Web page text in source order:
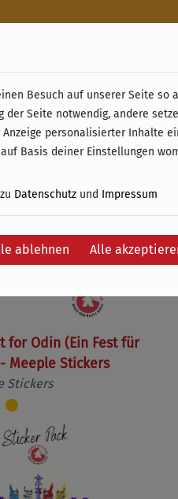
Retoure ab 49 € (innerhalb
for Odin (Ein Fest für
Meeple Stickers
Stickers
Besuch auf unserer Seite
der Seite notwendig, andere
personalisierter Inhalte
Basis deiner Einstellungen
Datenschutz und Impressum
ablehnen Alle